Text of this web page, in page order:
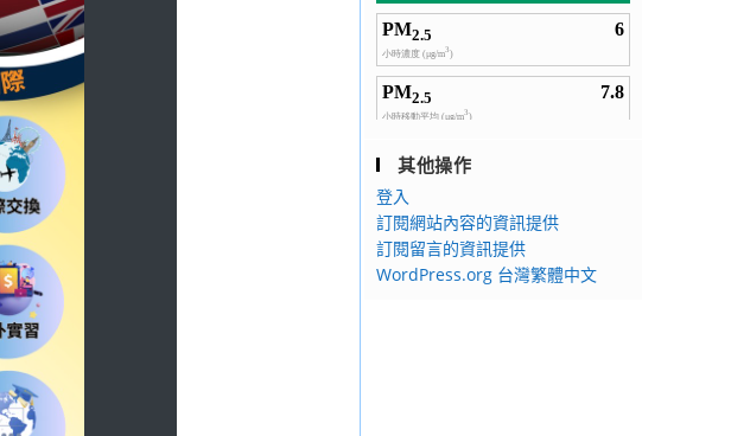
其他操作
登入
訂閱網站內容的資訊提供
訂閱留言的資訊提供
WordPress.org 台灣繁體中文